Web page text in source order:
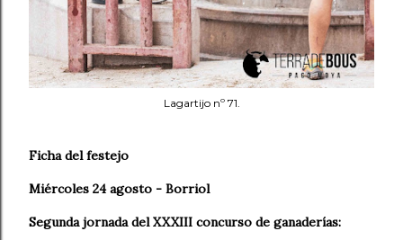
Lagartijo nº 71.
Ficha del festejo
Miércoles 24 agosto - Borriol
Segunda jornada del XXXIII concurso de ganaderías: